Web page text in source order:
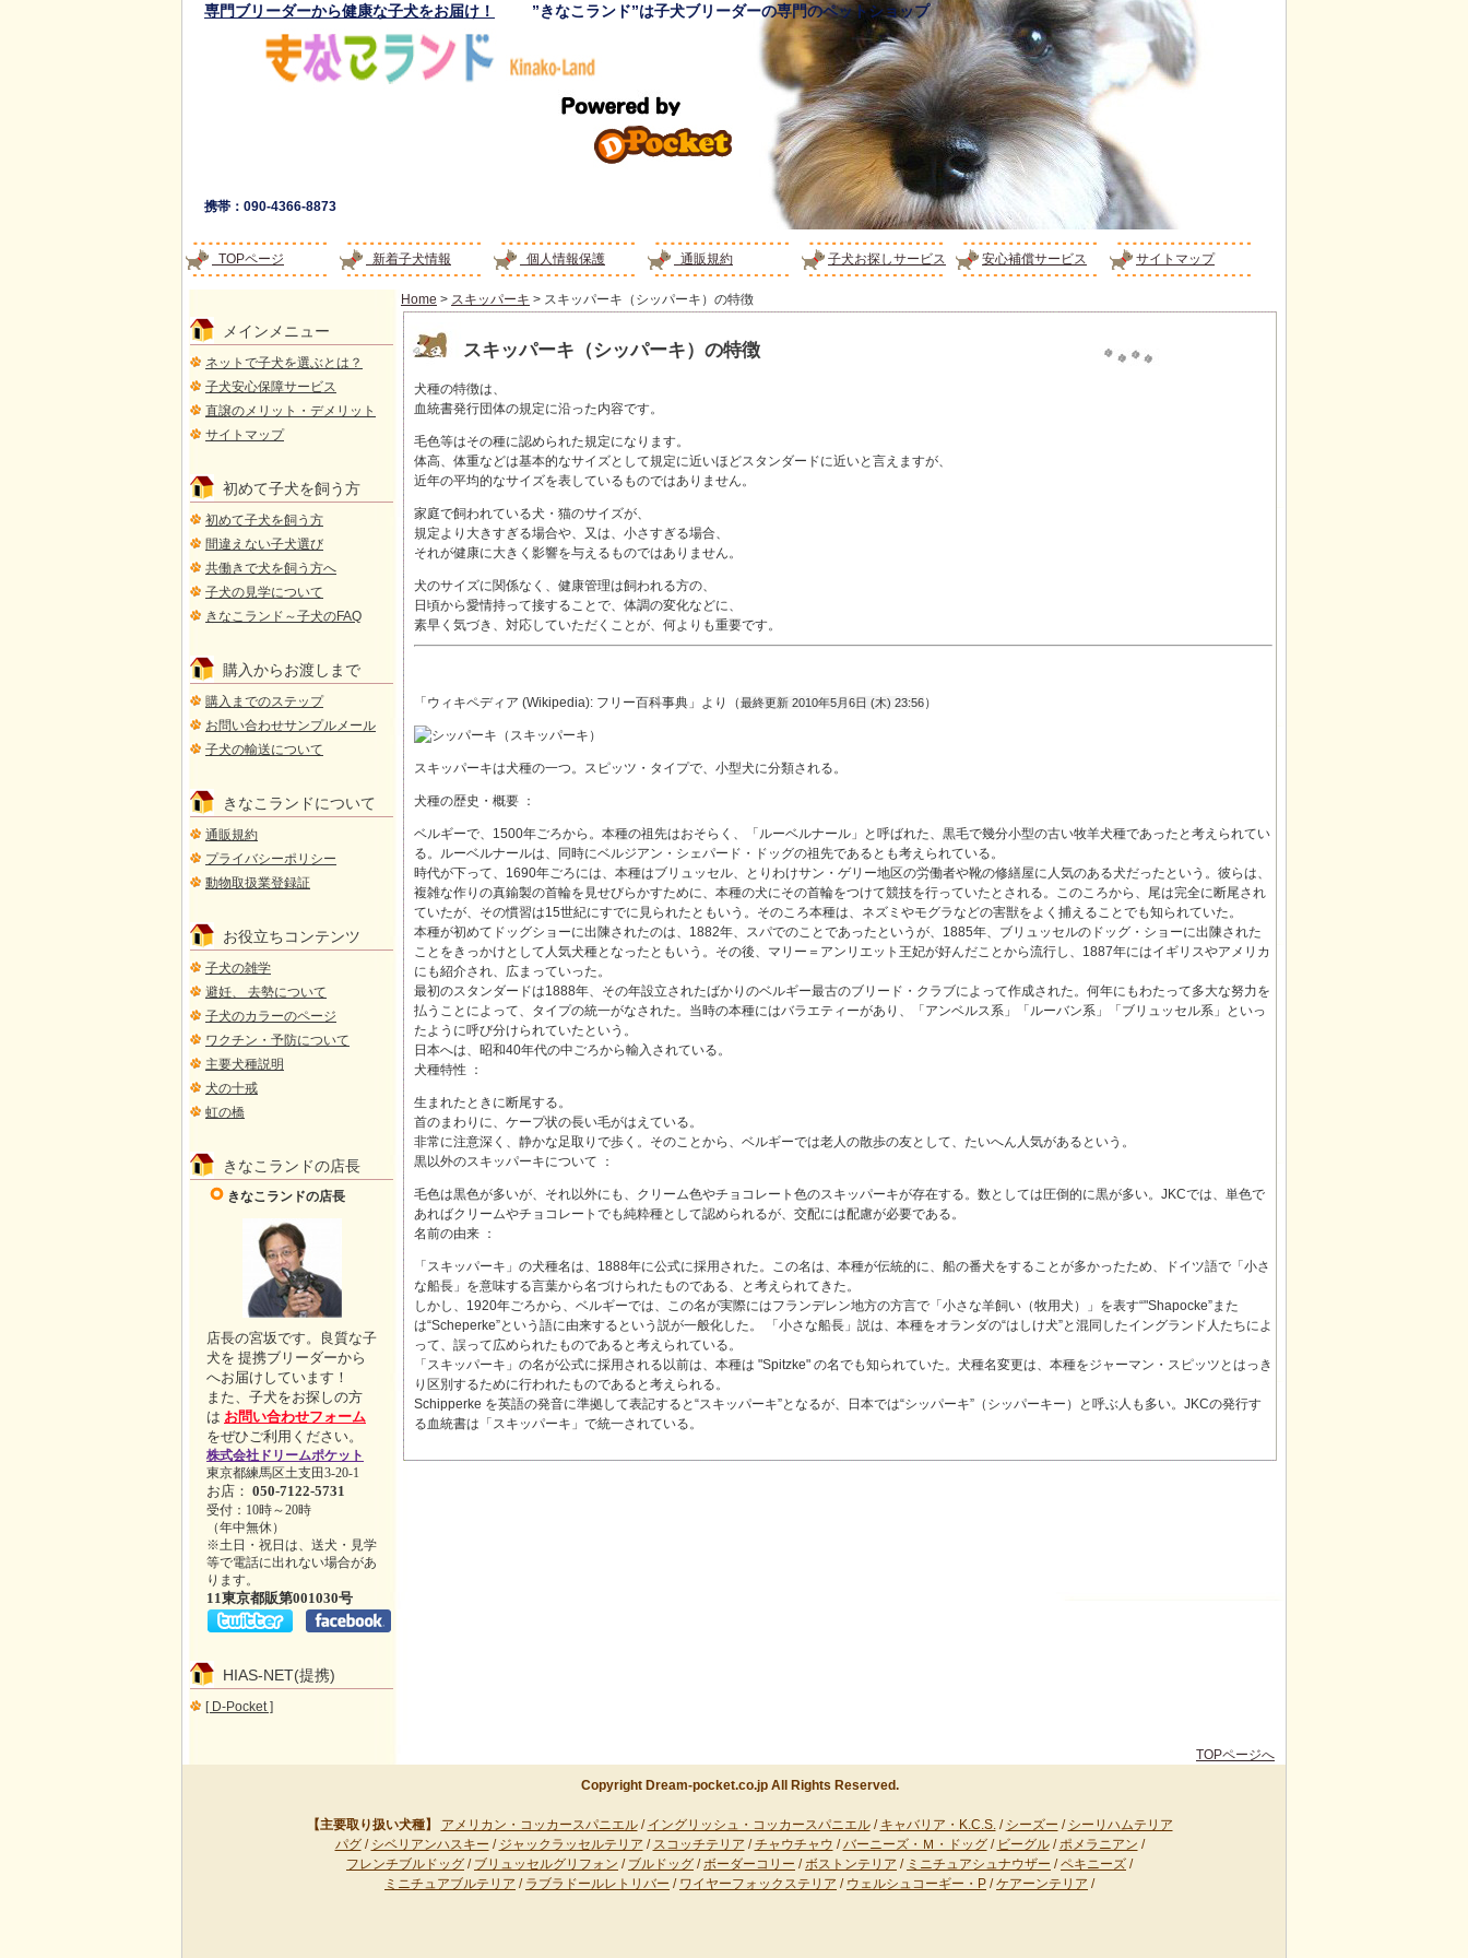
専門ブリーダーから健康な子犬をお届け！ ”きなこランド”は子犬ブリーダーの専門のペットショップ
携帯：090-4366-8873
TOPページ 新着子犬情報 個人情報保護 通販規約 子犬お探しサービス 安心補償サービス サイトマップ
Home > スキッパーキ > スキッパーキ（シッパーキ）の特徴
スキッパーキ（シッパーキ）の特徴
犬種の特徴は、
血統書発行団体の規定に沿った内容です。
毛色等はその種に認められた規定になります。
体高、体重などは基本的なサイズとして規定に近いほどスタンダードに近いと言えますが、
近年の平均的なサイズを表しているものではありません。
家庭で飼われている犬・猫のサイズが、
規定より大きすぎる場合や、又は、小さすぎる場合、
それが健康に大きく影響を与えるものではありません。
犬のサイズに関係なく、健康管理は飼われる方の、
日頃から愛情持って接することで、体調の変化などに、
素早く気づき、対応していただくことが、何よりも重要です。
「ウィキペディア (Wikipedia): フリー百科事典」より（最終更新 2010年5月6日 (木) 23:56）
スキッパーキは犬種の一つ。スピッツ・タイプで、小型犬に分類される。
犬種の歴史・概要 ：
ベルギーで、1500年ごろから。本種の祖先はおそらく、「ルーベルナール」と呼ばれた、黒毛で幾分小型の古い牧羊犬種であったと考えられてい
る。ルーベルナールは、同時にベルジアン・シェパード・ドッグの祖先であるとも考えられている。
時代が下って、1690年ごろには、本種はブリュッセル、とりわけサン・ゲリー地区の労働者や靴の修繕屋に人気のある犬だったという。彼らは、
複雑な作りの真鍮製の首輪を見せびらかすために、本種の犬にその首輪をつけて競技を行っていたとされる。このころから、尾は完全に断尾され
ていたが、その慣習は15世紀にすでに見られたともいう。そのころ本種は、ネズミやモグラなどの害獣をよく捕えることでも知られていた。
本種が初めてドッグショーに出陳されたのは、1882年、スパでのことであったというが、1885年、ブリュッセルのドッグ・ショーに出陳された
ことをきっかけとして人気犬種となったともいう。その後、マリー＝アンリエット王妃が好んだことから流行し、1887年にはイギリスやアメリカ
にも紹介され、広まっていった。
最初のスタンダードは1888年、その年設立されたばかりのベルギー最古のブリード・クラブによって作成された。何年にもわたって多大な努力を
払うことによって、タイプの統一がなされた。当時の本種にはバラエティーがあり、「アンベルス系」「ルーバン系」「ブリュッセル系」といっ
たように呼び分けられていたという。
日本へは、昭和40年代の中ごろから輸入されている。
犬種特性 ：
生まれたときに断尾する。
首のまわりに、ケープ状の長い毛がはえている。
非常に注意深く、静かな足取りで歩く。そのことから、ベルギーでは老人の散歩の友として、たいへん人気があるという。
黒以外のスキッパーキについて ：
毛色は黒色が多いが、それ以外にも、クリーム色やチョコレート色のスキッパーキが存在する。数としては圧倒的に黒が多い。JKCでは、単色で
あればクリームやチョコレートでも純粋種として認められるが、交配には配慮が必要である。
名前の由来 ：
「スキッパーキ」の犬種名は、1888年に公式に採用された。この名は、本種が伝統的に、船の番犬をすることが多かったため、ドイツ語で「小さ
な船長」を意味する言葉から名づけられたものである、と考えられてきた。
しかし、1920年ごろから、ベルギーでは、この名が実際にはフランデレン地方の方言で「小さな羊飼い（牧用犬）」を表す“"Shapocke”また
は“Scheperke”という語に由来するという説が一般化した。 「小さな船長」説は、本種をオランダの“はしけ犬”と混同したイングランド人たちによ
って、誤って広められたものであると考えられている。
「スキッパーキ」の名が公式に採用される以前は、本種は "Spitzke" の名でも知られていた。犬種名変更は、本種をジャーマン・スピッツとはっき
り区別するために行われたものであると考えられる。
Schipperke を英語の発音に準拠して表記すると“スキッパーキ”となるが、日本では“シッパーキ”（シッパーキー）と呼ぶ人も多い。JKCの発行す
る血統書は「スキッパーキ」で統一されている。
メインメニュー
ネットで子犬を選ぶとは？
子犬安心保障サービス
直譲のメリット・デメリット
サイトマップ
初めて子犬を飼う方
初めて子犬を飼う方
間違えない子犬選び
共働きで犬を飼う方へ
子犬の見学について
きなこランド～子犬のFAQ
購入からお渡しまで
購入までのステップ
お問い合わせサンプルメール
子犬の輸送について
きなこランドについて
通販規約
プライバシーポリシー
動物取扱業登録証
お役立ちコンテンツ
子犬の雑学
避妊、 去勢について
子犬のカラーのページ
ワクチン・予防について
主要犬種説明
犬の十戒
虹の橋
きなこランドの店長
きなこランドの店長
店長の宮坂です。良質な子
犬を 提携ブリーダーから
へお届けしています！
また、子犬をお探しの方
は お問い合わせフォーム
をぜひご利用ください。
株式会社ドリームポケット
東京都練馬区土支田3-20-1
お店： 050-7122-5731
受付：10時～20時
（年中無休）
※土日・祝日は、送犬・見学
等で電話に出れない場合があ
ります。
11東京都販第001030号
HIAS-NET(提携)
[ D-Pocket ]
TOPページへ
Copyright Dream-pocket.co.jp All Rights Reserved.
【主要取り扱い犬種】 アメリカン・コッカースパニエル/ イングリッシュ・コッカースパニエル/ キャバリア・K.C.S./ シーズー / シーリハムテリア
パグ/ シベリアンハスキー / ジャックラッセルテリア / スコッチテリア /チャウチャウ /バーニーズ・Ｍ・ドッグ/ ビーグル/ポメラニアン /
フレンチブルドッグ / ブリュッセルグリフォン / ブルドッグ /ボーダーコリー /ボストンテリア / ミニチュアシュナウザー /ペキニーズ /
ミニチュアブルテリア / ラブラドールレトリバー / ワイヤーフォックステリア / ウェルシュコーギー・P /ケアーンテリア /